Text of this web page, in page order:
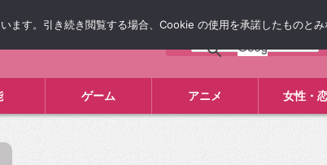
ゲーム アニメ 女性・
す。引き続き閲覧する場合、Cookie の使用を承諾したものとみ